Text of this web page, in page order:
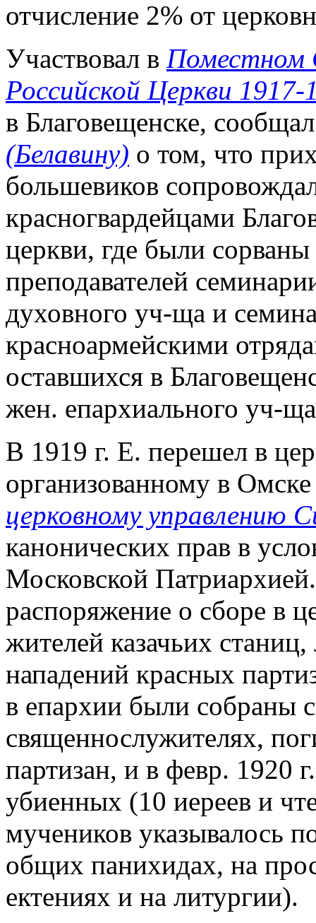
отчисление 2% от
Участвовал в Поместном
Российской Церкви 1917-
в Благовещенске,
(Белавину) о том, что
большевиков
красногвардейцами
церкви, где были
преподавателей
духовного уч-ща и
красноармейскими
оставшихся в
жен. епархиального уч-
В 1919 г. Е. перешел в
организованному в
церковному управлению
канонических прав в
Московской
распоряжение о сборе в
жителей казачьих
нападений красных
в епархии были собраны
священнослужителях,
партизан, и в февр. 1920
убиенных (10 иереев и
мучеников указывалось
общих панихидах, на
ектениях и на литургии).